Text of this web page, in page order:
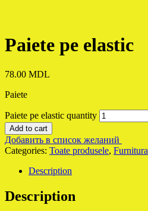
Paiete pe elastic
78.00 MDL
Paiete
Paiete pe elastic quantity
Add to cart
Добавить в список желаний
Categories: Toate produsele, Furnitura
Description
Description